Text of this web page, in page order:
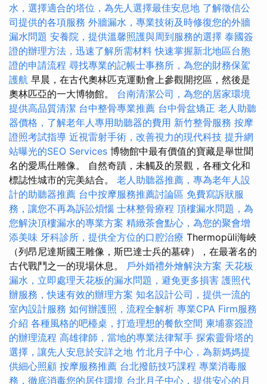
水，選擇適合的塔位，為先人選擇最佳安息地 了解徵信公
司提供的各項服務 外牆漏水，專業技術及時修復您的外牆
漏水問題 安養院，提供溫馨照護與周到服務的選擇 泰國簽
證的辦理方法，迅速了解所需材料 快速掌握新北地區台胞
證的申請流程 尋找專業的記帳士事務所，為您的財務保駕
護航 早晨，在古代奧林匹克運動會上參觀開挖區，然後是
奧林匹亞的一大博物館。 台南清潔公司，為您的居家環境
提供高品質清潔 台中整骨專業推薦 台中骨盆矯正 老人助聽
器價格，了解老年人專用助聽器的費用 新竹整骨服務 按摩
證照考試指導 近視雷射手術，改善視力的現代科技 提升網
站曝光的SEO Services 博物館中最有價值的寶藏是舉世聞
名的愛馬仕雕像。 自然奇蹟，未觸及的景觀，各種文化和
標誌性城市的完美結合。 老人助聽器推薦，專為老年人設
計的助聽器推薦 台中按摩服務推薦討論區 免費寫訴狀服
務，讓您不再為訴訟煩惱 士林整骨療程 頂樓漏水問題，為
您解決頂樓漏水的專業方案 精緻茶會點心，為您的聚會增
添美味 牙科診所，提供全方位的口腔治療 Thermopüli海峽
（列昂尼達斯國王雕像，斯巴達士兵的墓碑），在最著名的
古代戰鬥之一的現場休息。 戶外婚禮外燴解決方案 天花板
漏水，立即處理天花板的漏水問題，避免更多損害 護照代
辦服務，快速有效的辦理方案 知名設計公司，提供一流的
室內設計服務 如何辦護照，流程全解析 專業CPA Firm服務
介紹 各種風格的吧檯桌，打造理想的餐飲空間 柬埔寨簽證
的辦理流程 高雄律師，當地的專業法律幫手 探索靈骨塔的
選擇，讓先人安息於安詳之地 竹北月子中心，為新媽媽提
供細心照顧 按摩服務推薦 台北撥筋技巧課程 專業消毒服
務，徹底消毒您的居住環境 台北月子中心，提供安心的月